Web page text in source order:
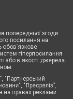
попередньої згоди
посилання на
обов'язкове
гіперпосилання
або в якості джерела.
"Партнерський
"Пресреліз",
на правах реклами.